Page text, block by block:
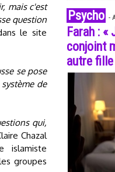
mais c'est
question
le site
se pose
de
qui,
Chazal
islamiste
groupes
Psycho -
Farah : «
conjoint
autre